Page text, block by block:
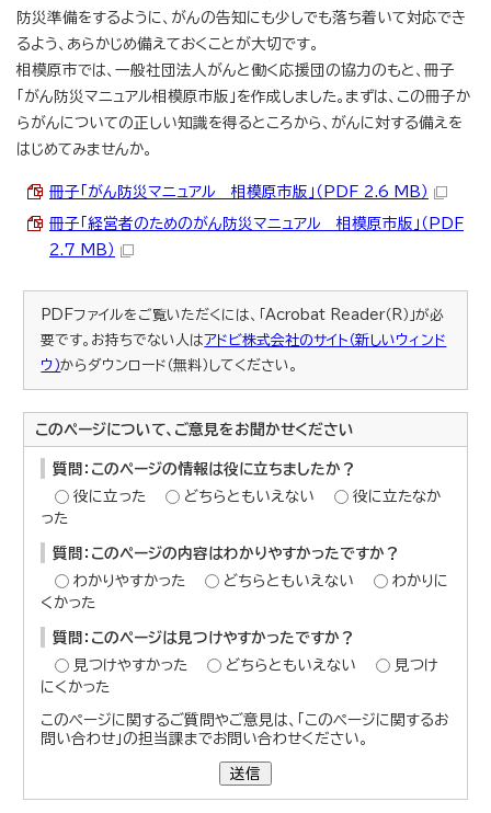
防災準備をするように、がんの告知にも少しでも落ち着いて対応でき
るよう、あらかじめ備えておくことが大切です。
相模原市では、一般社団法人がんと働く応援団の協力のもと、冊子
「がん防災マニュアル相模原市版」を作成しました。まずは、この冊子か
らがんについての正しい知識を得るところから、がんに対する備えを
はじめてみませんか。
冊子「がん防災マニュアル 相模原市版」（PDF 2.6 MB）
冊子「経営者のためのがん防災マニュアル 相模原市版」（PDF
2.7 MB）
PDFファイルをご覧いただくには、「Acrobat Reader（R）」が必
要です。お持ちでない人はアドビ株式会社のサイト（新しいウィンド
ウ）からダウンロード（無料）してください。
このページについて、ご意見をお聞かせください
質問：このページの情報は役に立ちましたか？
役に立った
どちらともいえない
役に立たなか
った
質問：このページの内容はわかりやすかったですか？
わかりやすかった
どちらともいえない
わかりに
くかった
質問：このページは見つけやすかったですか？
見つけやすかった
どちらともいえない
見つけ
にくかった
このページに関するご質問やご意見は、「このページに関するお
問い合わせ」の担当課までお問い合わせください。
送信